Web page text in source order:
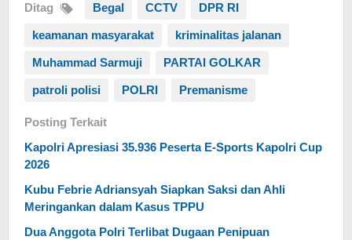
Ditag Begal CCTV DPR RI
keamanan masyarakat kriminalitas jalanan
Muhammad Sarmuji PARTAI GOLKAR
patroli polisi POLRI Premanisme
Posting Terkait
Kapolri Apresiasi 35.936 Peserta E-Sports Kapolri Cup
2026
Kubu Febrie Adriansyah Siapkan Saksi dan Ahli
Meringankan dalam Kasus TPPU
Dua Anggota Polri Terlibat Dugaan Penipuan